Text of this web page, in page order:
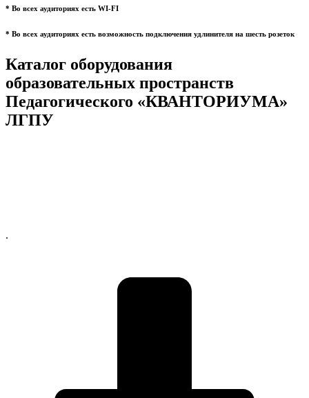
* Во всех аудиториях есть WI-FI
* Во всех аудиториях есть возможность подключения удлинителя на шесть розеток
Каталог оборудования
образовательных пространств
Педагогического «КВАНТОРИУМА»
ЛГПУ
.